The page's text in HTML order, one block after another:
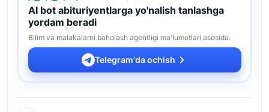
AI bot abituriyentlarga yo'nalish tanlashga
yordam beradi
Bilim va malakalarni baholash agentligi ma'lumotlari asosida.
Telegram'da ochish